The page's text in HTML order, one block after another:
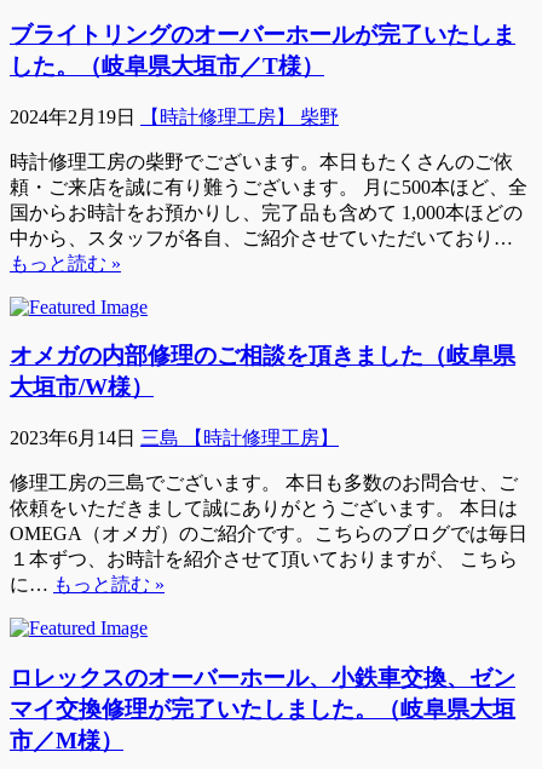
ブライトリングのオーバーホールが完了いたしま
した。（岐阜県大垣市／T様）
2024年2月19日 【時計修理工房】 柴野
時計修理工房の柴野でございます。本日もたくさんのご依
頼・ご来店を誠に有り難うございます。 月に500本ほど、全
国からお時計をお預かりし、完了品も含めて 1,000本ほどの
中から、スタッフが各自、ご紹介させていただいており…
もっと読む »
オメガの内部修理のご相談を頂きました（岐阜県
大垣市/W様）
2023年6月14日 三島 【時計修理工房】
修理工房の三島でございます。 本日も多数のお問合せ、ご
依頼をいただきまして誠にありがとうございます。 本日は
OMEGA（オメガ）のご紹介です。こちらのブログでは毎日
１本ずつ、お時計を紹介させて頂いておりますが、 こちら
に… もっと読む »
ロレックスのオーバーホール、小鉄車交換、ゼン
マイ交換修理が完了いたしました。（岐阜県大垣
市／M様）